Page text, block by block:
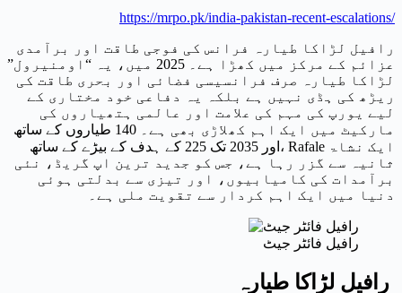
https://mrpo.pk/india-pakistan-recent-escalations/
رافیل لڑاکا طیارہ فرانس کی فوجی طاقت اور برآمدی
عزائم کے مرکز میں کھڑا ہے۔ 2025 میں، یہ “اومنیرول”
لڑاکا طیارہ صرف فرانسیسی فضائی اور بحری طاقت کی
ریڑھ کی ہڈی نہیں ہے بلکہ یہ دفاعی خود مختاری کے
لیے یورپ کی مہم کی علامت اور عالمی ہتھیاروں کی
مارکیٹ میں ایک اہم کھلاڑی بھی ہے۔ 140 طیاروں کے ساتھ
اور 2035 تک 225 کے ہدف کے بیڑے کے ساتھ، Rafale ایک نشاۃ
ثانیہ سے گزر رہا ہے، جس کو جدید ترین اپ گریڈ، نئی
برآمدات کی کامیابیوں، اور تیزی سے بدلتی ہوئی
دنیا میں ایک اہم کردار سے تقویت ملی ہے۔
رافیل فائٹر جیٹ